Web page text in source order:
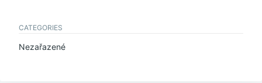
CATEGORIES
Nezařazené